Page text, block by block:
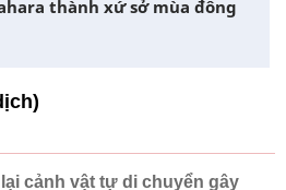
thành xứ sở mùa đông
cảnh vật tự di chuyển gây